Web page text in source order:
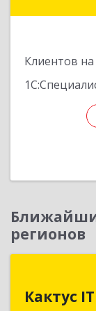
Клиентов
регионов
Кактус IT